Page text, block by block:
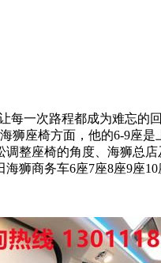
每一次路程都成为难忘的
座椅方面，他的6-9座
整座椅的角度、海狮总
狮商务车6座7座8座9座